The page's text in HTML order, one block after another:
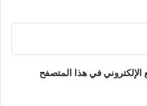
في هذا المتصفح